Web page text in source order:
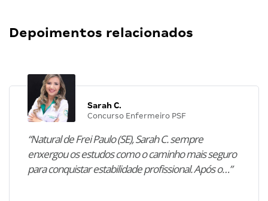
Depoimentos relacionados
Sarah C.
Concurso Enfermeiro PSF
“Natural de Frei Paulo (SE), Sarah C. sempre
enxergou os estudos como o caminho mais seguro
para conquistar estabilidade profissional. Após o…”